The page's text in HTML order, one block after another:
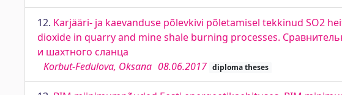
12. Karjääri- ja kaevanduse põlevkivi põletamisel tekkinud SO2
dioxide in quarry and mine shale burning processes.
и шахтного сланца
Korbut-Fedulova, Oksana 08.06.2017 diploma theses